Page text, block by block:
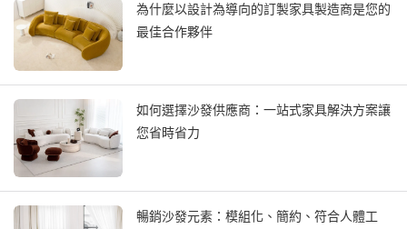
為什麼以設計為導向的訂製家具製造商是您的
最佳合作夥伴
如何選擇沙發供應商：一站式家具解決方案讓
您省時省力
暢銷沙發元素：模組化、簡約、符合人體工